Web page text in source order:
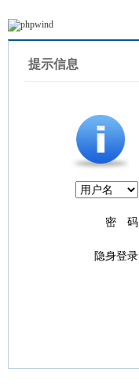
提示信息
密 码
隐身登录